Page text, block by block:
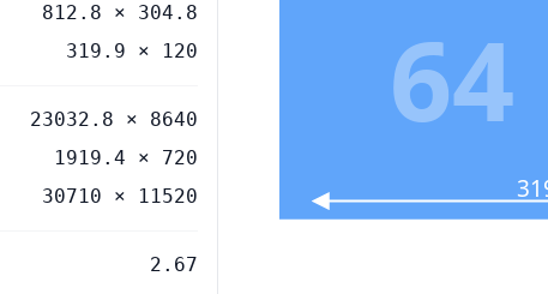
812.8 × 304.8
319.9 × 120
23032.8 × 8640
1919.4 × 720
30710 × 11520
2.67